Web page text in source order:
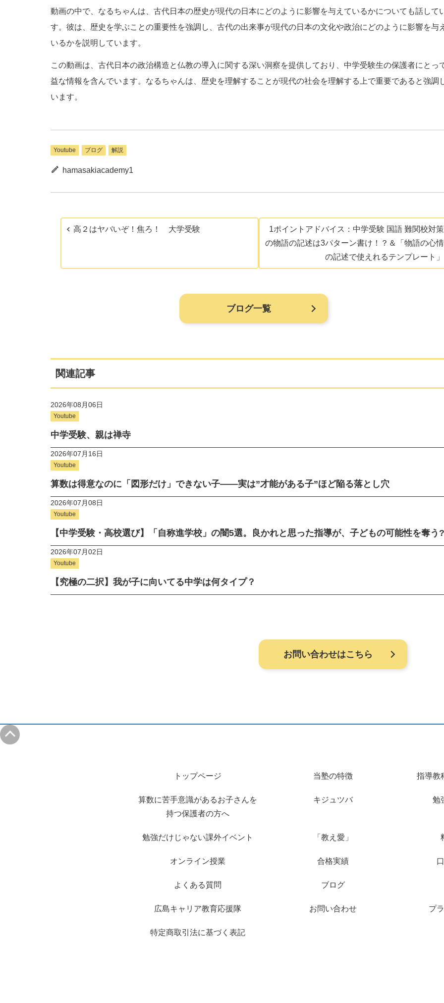
動画の中で、なるちゃんは、古代日本の歴史が現代の日本にどのように影響を与えているかについても話して
す。彼は、歴史を学ぶことの重要性を強調し、古代の出来事が現代の日本の文化や政治にどのように影響を与
いるかを説明しています。
この動画は、古代日本の政治構造と仏教の導入に関する深い洞察を提供しており、中学受験生の保護者にとっ
益な情報を含んでいます。なるちゃんは、歴史を理解することが現代の社会を理解する上で重要であると強調
います。
Youtube ブログ 解説
hamasakiacademy1
高２はヤバいぞ！焦ろ！ 大学受験
1ポイントアドバイス：中学受験 国語 難関校対策
の物語の記述は3パターン書け！？＆「物語の心情
の記述で使えれるテンプレート」
ブログ一覧
関連記事
2026年08月06日
Youtube
中学受験、親は禅寺
2026年07月16日
Youtube
算数は得意なのに「図形だけ」できない子——実は”才能がある子”ほど陥る落とし穴
2026年07月08日
Youtube
【中学受験・高校選び】「自称進学校」の闇5選。良かれと思った指導が、子どもの可能性を奪う?
2026年07月02日
Youtube
【究極の二択】我が子に向いてる中学は何タイプ？
お問い合わせはこちら
トップページ 当塾の特徴 指導教
算数に苦手意識があるお子さんを
持つ保護者の方へ
キジュツバ 勉
勉強だけじゃない課外イベント 「教え愛」
オンライン授業 合格実績
よくある質問 ブログ
広島キャリア教育応援隊 お問い合わせ プ
特定商取引法に基づく表記